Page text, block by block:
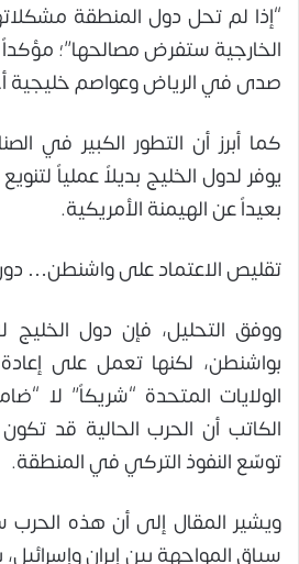
“إذا لم تحل دول المنطقة
الخارجية ستفرض مصالحها”؛
صدى في الرياض وعواصم خليجية
كما أبرز أن التطور الكبير في
يوفر لدول الخليج بديلاً عملياً
بعيداً عن الهيمنة الأمريكية.
تقليص الاعتماد على واشنطن…
ووفق التحليل، فإن دول الخليج
بواشنطن، لكنها تعمل على
الولايات المتحدة “شريكاً” لا
الكاتب أن الحرب الحالية قد
توسّع النفوذ التركي في المنطقة.
ويشير المقال إلى أن هذه
سياق المواجهة بين إيران